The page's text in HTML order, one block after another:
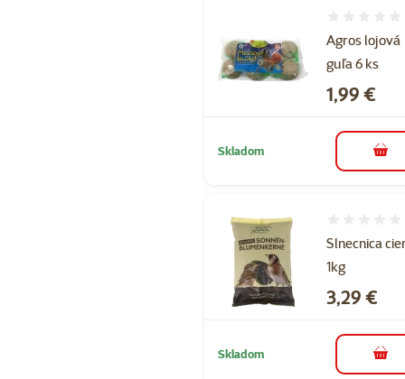
Agros lojová
guľa 6 ks
Cena
1,99 €
Skladom do
Slnecnica
1kg
Cena
3,29 €
Skladom do